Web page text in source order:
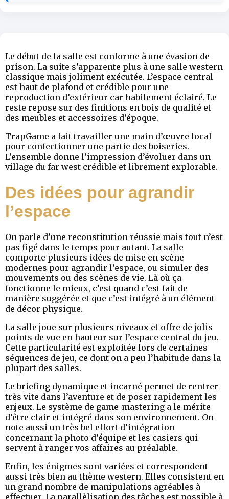
Le début de la salle est conforme à une évasion de
prison. La suite s’apparente plus à une salle western
classique mais joliment exécutée. L’espace central
est haut de plafond et crédible pour une
reproduction d’extérieur car habilement éclairé. Le
reste repose sur des finitions en bois de qualité et
des meubles et accessoires d’époque.
TrapGame a fait travailler une main d’œuvre local
pour confectionner une partie des boiseries.
L’ensemble donne l’impression d’évoluer dans un
village du far west crédible et librement explorable.
Des idées pour agrandir
l’espace
On parle d’une reconstitution réussie mais tout n’est
pas figé dans le temps pour autant. La salle
comporte plusieurs idées de mise en scène
modernes pour agrandir l’espace, ou simuler des
mouvements ou des scènes de vie. Là où ça
fonctionne le mieux, c’est quand c’est fait de
manière suggérée et que c’est intégré à un élément
de décor physique.
La salle joue sur plusieurs niveaux et offre de jolis
points de vue en hauteur sur l’espace central du jeu.
Cette particularité est exploitée lors de certaines
séquences de jeu, ce dont on a peu l’habitude dans la
plupart des salles.
Le briefing dynamique et incarné permet de rentrer
très vite dans l’aventure et de poser rapidement les
enjeux. Le système de game-mastering a le mérite
d’être clair et intégré dans son environnement. On
note aussi un très bel effort d’intégration
concernant la photo d’équipe et les casiers qui
servent à ranger vos affaires au préalable.
Enfin, les énigmes sont variées et correspondent
aussi très bien au thème western. Elles consistent en
un grand nombre de manipulations agréables à
effectuer. La parallèlisation des tâches est possible à